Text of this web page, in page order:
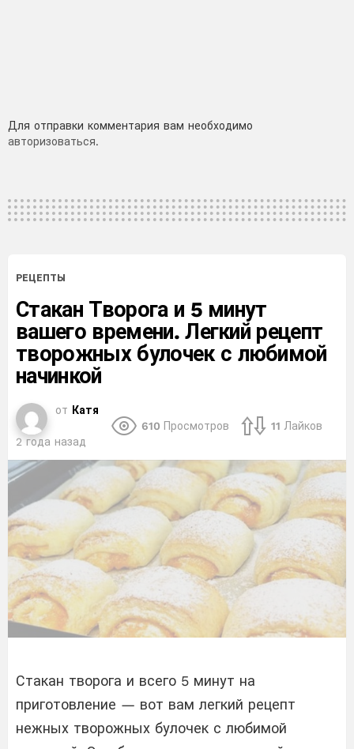
Добавить
комментарий
Для отправки комментария вам необходимо
авторизоваться.
РЕЦЕПТЫ
Стакан Творога и 5 минут
вашего времени. Легкий рецепт
творожных булочек с любимой
начинкой
от Катя
2 года назад
610 Просмотров 11 Лайков
Стакан творога и всего 5 минут на
приготовление — вот вам легкий рецепт
нежных творожных булочек с любимой